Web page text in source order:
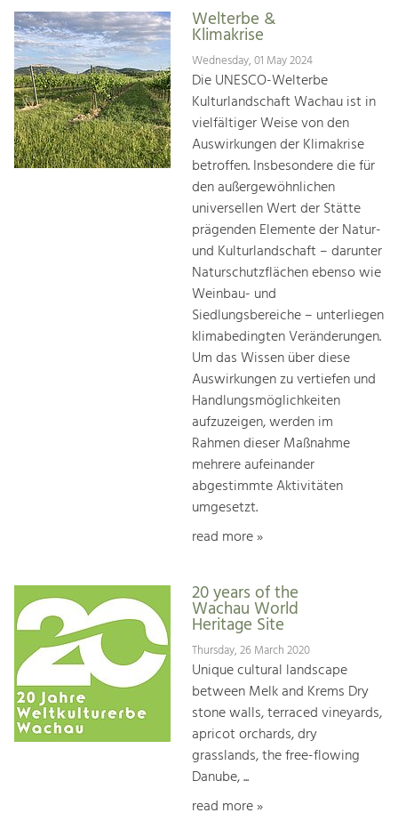
Increase in Regional Value Added.Welterbe &
Klimakrise
Wednesday, 01 May 2024
Die UNESCO-Welterbe
Kulturlandschaft Wachau ist in
vielfältiger Weise von den
Auswirkungen der Klimakrise
betroffen. Insbesondere die für
den außergewöhnlichen
universellen Wert der Stätte
prägenden Elemente der Natur-
und Kulturlandschaft – darunter
Naturschutzflächen ebenso wie
Weinbau- und
Siedlungsbereiche – unterliegen
klimabedingten Veränderungen.
Um das Wissen über diese
Auswirkungen zu vertiefen und
Handlungsmöglichkeiten
aufzuzeigen, werden im
Rahmen dieser Maßnahme
mehrere aufeinander
abgestimmte Aktivitäten
umgesetzt.
read more »
20 years of the
Wachau World
Heritage Site
Thursday, 26 March 2020
Unique cultural landscape
between Melk and Krems Dry
stone walls, terraced vineyards,
apricot orchards, dry
grasslands, the free-flowing
Danube, ...
read more »